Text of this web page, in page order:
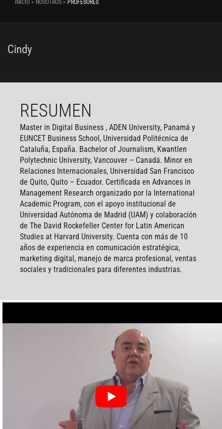
INICIO > NOSOTROS > PROFESORES
Cindy
RESUMEN
Master in Digital Business , ADEN University, Panamá y
EUNCET Business School, Universidad Politécnica de
Cataluña, España. Bachelor of Journalism, Kwantlen
Polytechnic University, Vancouver – Canadá. Minor en
Relaciones Internacionales, Universidad San Francisco
de Quito, Quito – Ecuador. Certificada en Advances in
Management Research organizado por la International
Academic Program, con el apoyo institucional de
Universidad Autónoma de Madrid (UAM) y colaboración
de The David Rockefeller Center for Latin American
Studies at Harvard University. Cuenta con más de 10
años de experiencia en comunicación estratégica,
marketing digital, manejo de marca profesional, ventas
sociales y tradicionales para diferentes industrias.